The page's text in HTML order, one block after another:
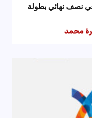
نصف نهائي بطولة
محمد